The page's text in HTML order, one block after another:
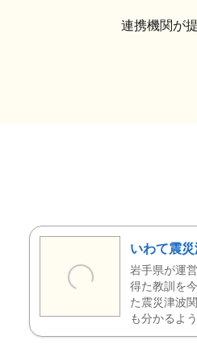
連携機関が
いわて震
岩手県が運
得た教訓を
た震災津波
も分かるよ